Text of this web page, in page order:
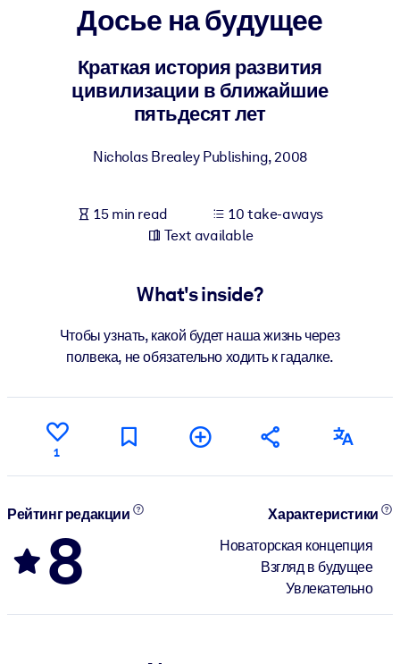
For LMS/LXP
Bring bite-sized, verified knowledge into your LMS/LXP for
For AI Systems
Досье на будущее
Краткая история развития
цивилизации в ближайшие
пятьдесят лет
Nicholas Brealey Publishing,2008
15 min read
10 take-aways
Text available
What's inside?
Чтобы узнать, какой будет наша жизнь через
полвека, не обязательно ходить к гадалке.
1
Рейтинг редакции
8
Характеристики
Новаторская концепция
Взгляд в будущее
Увлекательно